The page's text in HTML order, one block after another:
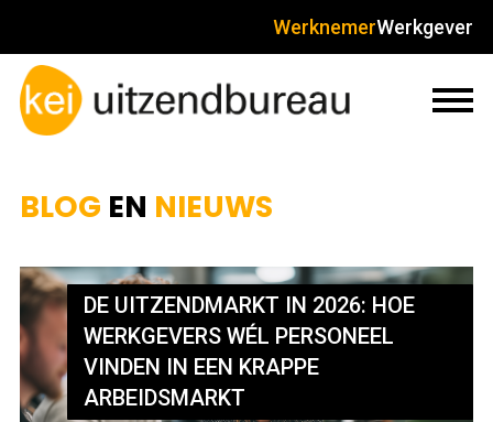
WerknemerWerkgever
BLOG EN NIEUWS
DE UITZENDMARKT IN 2026: HOE
WERKGEVERS WÉL PERSONEEL
VINDEN IN EEN KRAPPE
ARBEIDSMARKT